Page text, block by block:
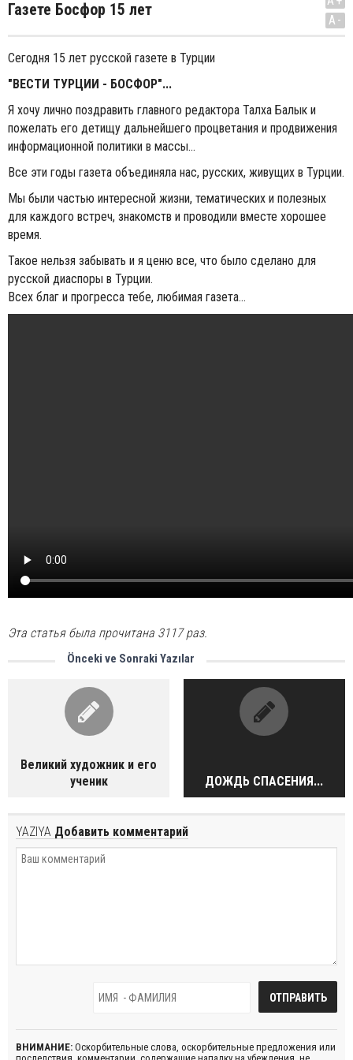
Газете Босфор 15 лет
A-
Сегодня 15 лет русской газете в Турции
"ВЕСТИ ТУРЦИИ - БОСФОР"...
Я хочу лично поздравить главного редактора Талха Балык и
пожелать его детищу дальнейшего процветания и продвижения
информационной политики в массы...
Все эти годы газета объединяла нас, русских, живущих в Турции.
Мы были частью интересной жизни, тематических и полезных
для каждого встреч, знакомств и проводили вместе хорошее
время.
Такое нельзя забывать и я ценю все, что было сделано для
русской диаспоры в Турции.
Всех благ и прогресса тебе, любимая газета...
Эта статья была прочитана 3117 раз.
Önceki ve Sonraki Yazılar
Великий художник и его
ученик
ДОЖДЬ СПАСЕНИЯ...
YAZIYA Добавить комментарий
ВНИМАНИЕ: Оскорбительные слова, оскорбительные предложения или